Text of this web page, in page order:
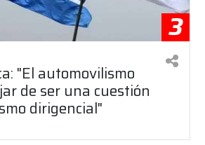
3
"El automovilismo
de ser una cuestión
dirigencial"